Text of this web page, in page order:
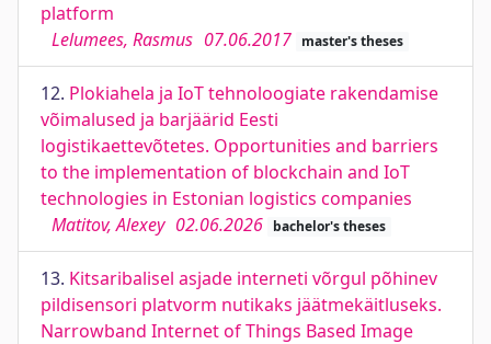
platform
Lelumees, Rasmus 07.06.2017 master's theses
12. Plokiahela ja IoT tehnoloogiate rakendamise
võimalused ja barjäärid Eesti
logistikaettevõtetes. Opportunities and barriers
to the implementation of blockchain and IoT
technologies in Estonian logistics companies
Matitov, Alexey 02.06.2026 bachelor's theses
13. Kitsaribalisel asjade interneti võrgul põhinev
pildisensori platvorm nutikaks jäätmekäitluseks.
Narrowband Internet of Things Based Image